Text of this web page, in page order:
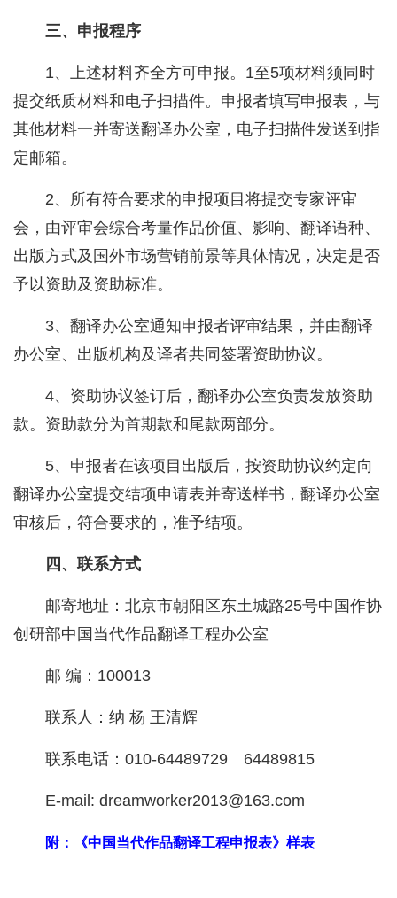
三、申报程序
1、上述材料齐全方可申报。1至5项材料须同时
提交纸质材料和电子扫描件。申报者填写申报表，与
其他材料一并寄送翻译办公室，电子扫描件发送到指
定邮箱。
2、所有符合要求的申报项目将提交专家评审
会，由评审会综合考量作品价值、影响、翻译语种、
出版方式及国外市场营销前景等具体情况，决定是否
予以资助及资助标准。
3、翻译办公室通知申报者评审结果，并由翻译
办公室、出版机构及译者共同签署资助协议。
4、资助协议签订后，翻译办公室负责发放资助
款。资助款分为首期款和尾款两部分。
5、申报者在该项目出版后，按资助协议约定向
翻译办公室提交结项申请表并寄送样书，翻译办公室
审核后，符合要求的，准予结项。
四、联系方式
邮寄地址：北京市朝阳区东土城路25号中国作协
创研部中国当代作品翻译工程办公室
邮 编：100013
联系人：纳 杨 王清辉
联系电话：010-64489729 64489815
E-mail: dreamworker2013@163.com
附：《中国当代作品翻译工程申报表》样表